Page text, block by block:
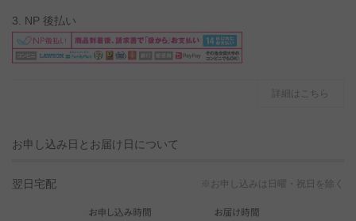
3. NP 後払い
詳細はこちら
お申し込み日とお届け日について
翌日宅配 ※お申し込みは日曜・祝日を除く